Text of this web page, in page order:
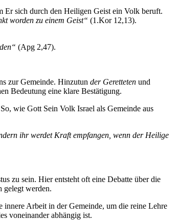
Er sich durch den Heiligen Geist ein Volk beruft.
worden zu einem Geist“ (1.Kor 12,13).
(Apg 2,47).
zur Gemeinde. Hinzutun der Geretteten und
Bedeutung eine klare Bestätigung.
wie Gott Sein Volk Israel als Gemeinde aus
ihr werdet Kraft empfangen, wenn der Heilige
zu sein. Hier entsteht oft eine Debatte über die
gelegt werden.
Arbeit in der Gemeinde, um die reine Lehre
voneinander abhängig ist.